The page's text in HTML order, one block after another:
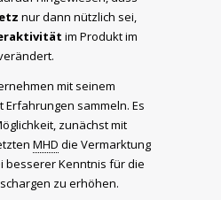
nur dann nützlich sei,
im Produkt im
mit seinem
sammeln. Es
zunächst mit
MHD die Vermarktung
besserer Kenntnis für die
zu erhöhen.